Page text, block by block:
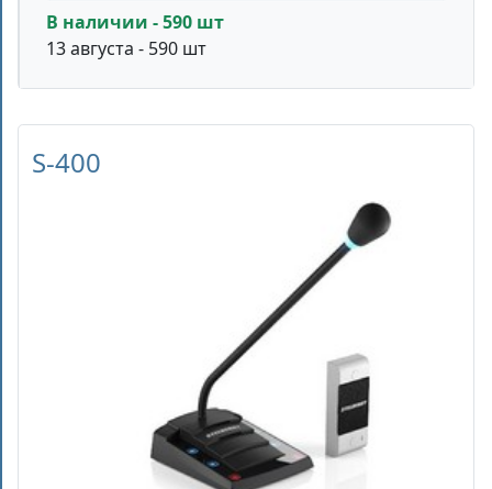
В наличии - 590 шт
13 августа - 590 шт
S-400